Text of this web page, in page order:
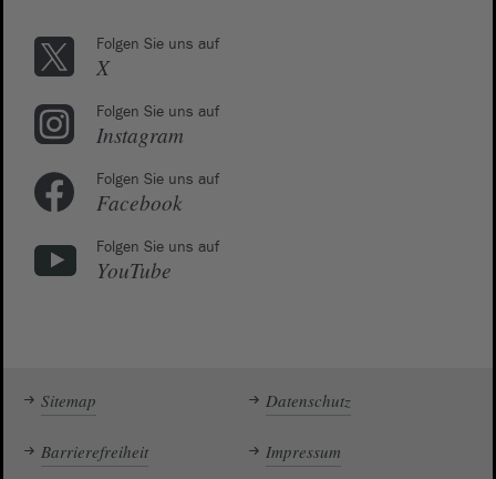
Folgen Sie uns auf
X
Folgen Sie uns auf
Instagram
Folgen Sie uns auf
Facebook
Folgen Sie uns auf
YouTube
Sitemap Datenschutz
Barrierefreiheit Impressum